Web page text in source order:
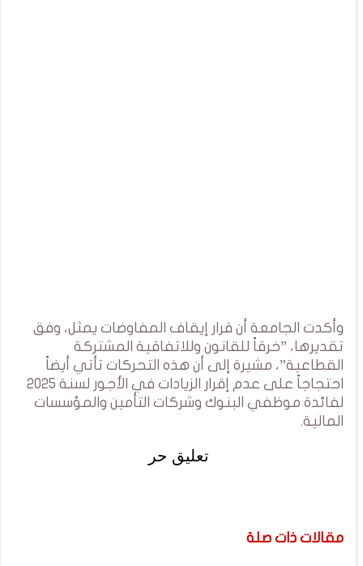
وأكدت الجامعة أن قرار إيقاف المفاوضات يمثل، وفق
تقديرها، ”خرقاً للقانون وللاتفاقية المشتركة
القطاعية”، مشيرة إلى أن هذه التحركات تأتي أيضاً
احتجاجاً على عدم إقرار الزيادات في الأجور لسنة 2025
لفائدة موظفي البنوك وشركات التأمين والمؤسسات
المالية.
تعليق حر
مقالات ذات صلة